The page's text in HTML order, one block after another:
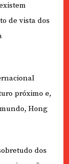
de vista dos
próximo e,
Hong
dos